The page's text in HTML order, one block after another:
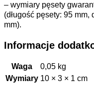
– wymiary pęsety
(długość pęsety: 95
mm).
Informacje
Waga
0,05 kg
Wymiary 10 × 3 × 1 cm